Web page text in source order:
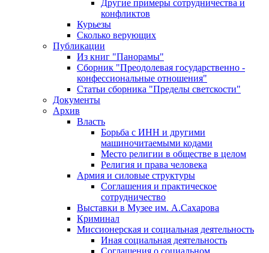
Другие примеры сотрудничества и
конфликтов
Курьезы
Сколько верующих
Публикации
Из книг "Панорамы"
Сборник "Преодолевая государственно -
конфессиональные отношения"
Статьи сборника "Пределы светскости"
Документы
Архив
Власть
Борьба с ИНН и другими
машиночитаемыми кодами
Место религии в обществе в целом
Религия и права человека
Армия и силовые структуры
Соглашения и практическое
сотрудничество
Выставки в Музее им. А.Сахарова
Криминал
Миссионерская и социальная деятельность
Иная социальная деятельность